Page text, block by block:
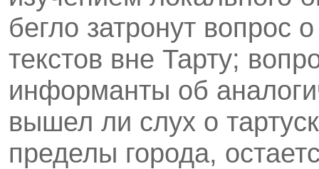
бегло затронут вопрос
текстов вне Тар­ту;
информанты об
вышел ли слух о
пределы города,